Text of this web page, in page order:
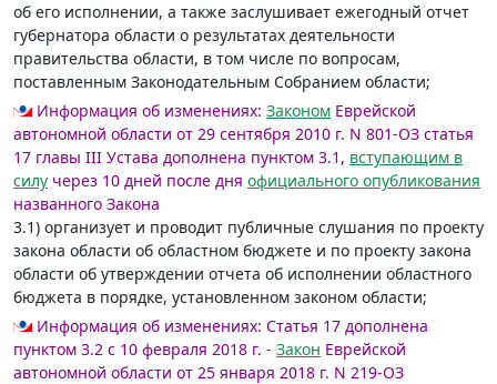
об его исполнении, а также заслушивает ежегодный отчет
губернатора области о результатах деятельности
правительства области, в том числе по вопросам,
поставленным Законодательным Собранием области;
Информация об изменениях: Законом Еврейской
автономной области от 29 сентября 2010 г. N 801-ОЗ статья
17 главы III Устава дополнена пунктом 3.1, вступающим в
силу через 10 дней после дня официального опубликования
названного Закона
3.1) организует и проводит публичные слушания по проекту
закона области об областном бюджете и по проекту закона
области об утверждении отчета об исполнении областного
бюджета в порядке, установленном законом области;
Информация об изменениях: Статья 17 дополнена
пунктом 3.2 с 10 февраля 2018 г. - Закон Еврейской
автономной области от 25 января 2018 г. N 219-ОЗ